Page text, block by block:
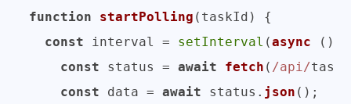
function
startPolling ( taskId ) {
const interval = setInterval (async ()
const status = await fetch ( /api/
const data = await status. json ();